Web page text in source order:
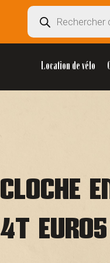
Recherche
produits
Location de vélo
CLOCHE
4T EURO5